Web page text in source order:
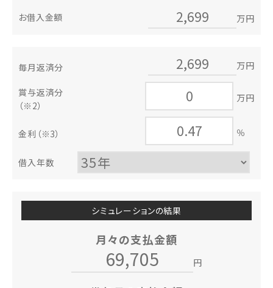
お借入金額 万円
毎月返済分 万円
賞与返済分
（※2）
万円
金利 （※3） ％
借入年数
シミュレーションの結果
月々の支払金額
円